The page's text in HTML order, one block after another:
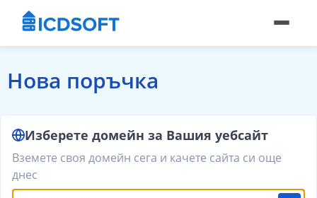
Нова поръчка
Изберете домейн за Вашия уебсайт
Вземете своя домейн сега и качете сайта си още
днес